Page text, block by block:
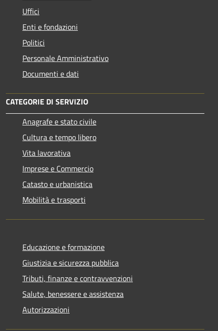
Uffici
Enti e fondazioni
Politici
Personale Amministrativo
Documenti e dati
CATEGORIE DI SERVIZIO
Anagrafe e stato civile
Cultura e tempo libero
Vita lavorativa
Imprese e Commercio
Catasto e urbanistica
Mobilità e trasporti
Educazione e formazione
Giustizia e sicurezza pubblica
Tributi, finanze e contravvenzioni
Salute, benessere e assistenza
Autorizzazioni